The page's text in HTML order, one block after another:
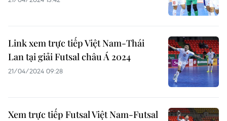
Link xem trực tiếp Việt Nam-Thái
Lan tại giải Futsal châu Á 2024
21/04/2024 09:28
Xem trực tiếp Futsal Việt Nam-Futsal